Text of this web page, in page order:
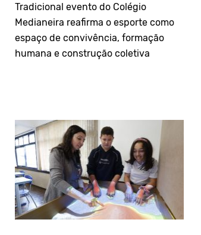
Tradicional evento do Colégio
Medianeira reafirma o esporte como
espaço de convivência, formação
humana e construção coletiva